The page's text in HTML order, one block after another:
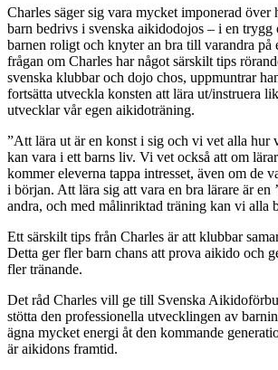
Charles säger sig vara mycket imponerad
barn bedrivs i svenska aikidodojos – i en trygg
barnen roligt och knyter an bra till varandra på
frågan om Charles har något särskilt tips
svenska klubbar och dojo chos, uppmuntrar
fortsätta utveckla konsten att lära ut/instruera
utvecklar vår egen aikidoträning.
”Att lära ut är en konst i sig och vi vet alla hur
kan vara i ett barns liv. Vi vet också att om
kommer eleverna tappa intresset, även om de
i början. Att lära sig att vara en bra lärare är en
andra, och med målinriktad träning kan vi alla
Ett särskilt tips från Charles är att klubbar
Detta ger fler barn chans att prova aikido och
fler tränande.
Det råd Charles vill ge till Svenska
stötta den professionella utvecklingen av
ägna mycket energi åt den kommande
är aikidons framtid.